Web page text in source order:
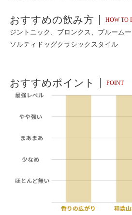
おすすめの飲み方 HOW TO
ジントニック、ブロンクス、ブルーム
ソルティドッグクラシックスタイル
おすすめポイント POINT